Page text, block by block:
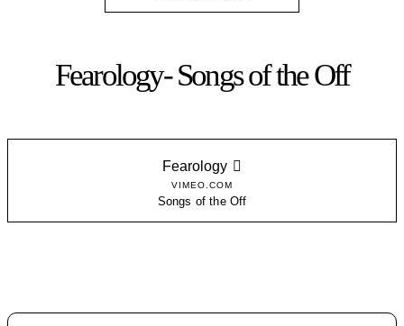
Fearology- Songs of the Off
Fearology
VIMEO.COM
Songs of the Off